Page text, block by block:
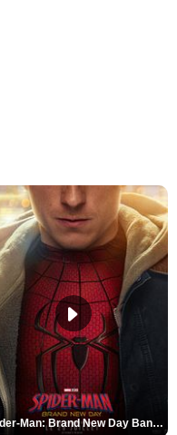
Spider-Man: Brand New Day Bande-annonce VO STFR